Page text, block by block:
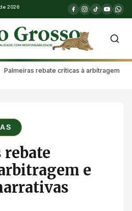
2026
Palmeiras rebate críticas à arbitragem
rebate
e